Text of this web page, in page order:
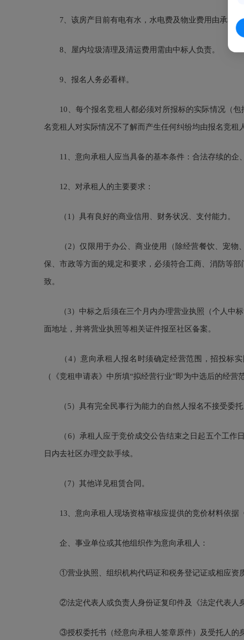
7、该房产目前有电有水，水电费及物业费用由承租人
8、屋内垃圾清理及清运费用需由中标人负责。
9、报名人务必看样。
10、每个报名竞租人都必须对所报标的实际情况（包
名竞租人对实际情况不了解而产生任何纠纷均由报名竞租
11、意向承租人应当具备的基本条件：合法存续的企
12、对承租人的主要要求：
（1）具有良好的商业信用、财务状况、支付能力。
（2）仅限用于办公、商业使用（除经营餐饮、宠物
保、市政等方面的规定和要求，必须符合工商、消防等
致。
（3）中标之后须在三个月内办理营业执照（个人中标
面地址，并将营业执照等相关证件报至社区备案。
（4）意向承租人报名时须确定经营范围，招投标实
（《竞租申请表》中所填“拟经营行业”即为中选后的经营
（5）具有完全民事行为能力的自然人报名不接受委托
（6）承租人应于竞价成交公告结束之日起五个工作日
日内去社区办理交款手续。
（7）其他详见租赁合同。
13、意向承租人现场资格审核应提供的竞价材料依据
企、事业单位或其他组织作为意向承租人：
①营业执照、组织机构代码证和税务登记证或相应资质
②法定代表人或负责人身份证复印件及《法定代表人身
③授权委托书（经意向承租人签章原件）及受托人的身